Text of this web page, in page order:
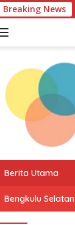
Breaking News
Berita Utama
Bengkulu Selatan